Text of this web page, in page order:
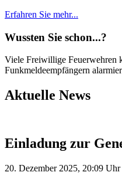
Erfahren Sie mehr...
Wussten Sie schon...?
Viele Freiwillige Feuerwehren
Funkmeldeempfängern
Aktuelle News
Einladung zur
20. Dezember 2025, 20:09 Uhr